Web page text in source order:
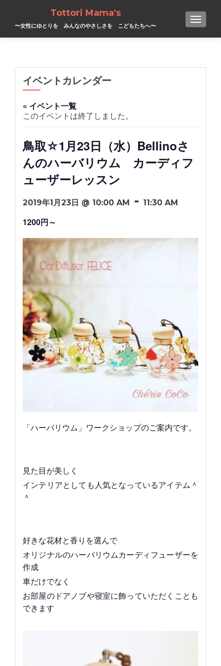
Tottori Mama's
〜女性にゆとりを みんなのやさしさを こどもたちへ〜
イベントカレンダー
« イベント一覧
このイベントは終了しました。
鳥取☆1月23日（水）Bellinoさ
んのハーバリウム カーディフ
ューザーレッスン
2019年1月23日 @ 10:00 AM - 11:30 AM
1200円～
「ハーバリウム」ワークショップのご案内です。
見た目が美しく
インテリアとしても人気となっているアイテム＾
＾
好きな花材と香りを選んで
オリジナルのハーバリウムカーディフューザーを
作成
車だけでなく
お部屋のドアノブや寝室に飾っていただくことも
できます